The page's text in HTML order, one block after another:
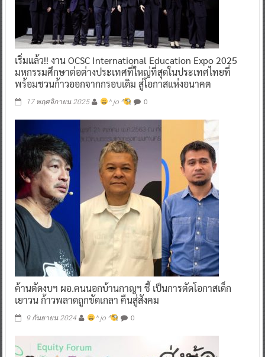
เริ่มแล้ว!! งาน OCSC International Education Expo 2025
มหกรรมศึกษาต่อต่างประเทศที่ใหญ่ที่สุดในประเทศไทยที่
พร้อมชวนก้าวออกจากกรอบเดิม สู่โอกาสแห่งอนาคต
17 พฤศจิกายน 2025 ^ jo ^ 0
ค้านตัดงบฯ ผอ.คนนอกบ้านกาญฯ ชี้ เป็นการตัดโอกาสเด็ก
เยาวน ก้าวพลาดถูกขัดเกลา คืนสู่สังคม
9 กันยายน 2024 ^ jo ^ 0